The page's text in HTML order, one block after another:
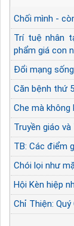
Chối mình -
Trí tuệ nhân
phẩm giá con
Đổi mạng
Căn bệnh thứ
Che mà không
Truyền giáo
TB: Các điểm
Chói lọi như
Hội Kèn hiệp
Chỉ Thiện: